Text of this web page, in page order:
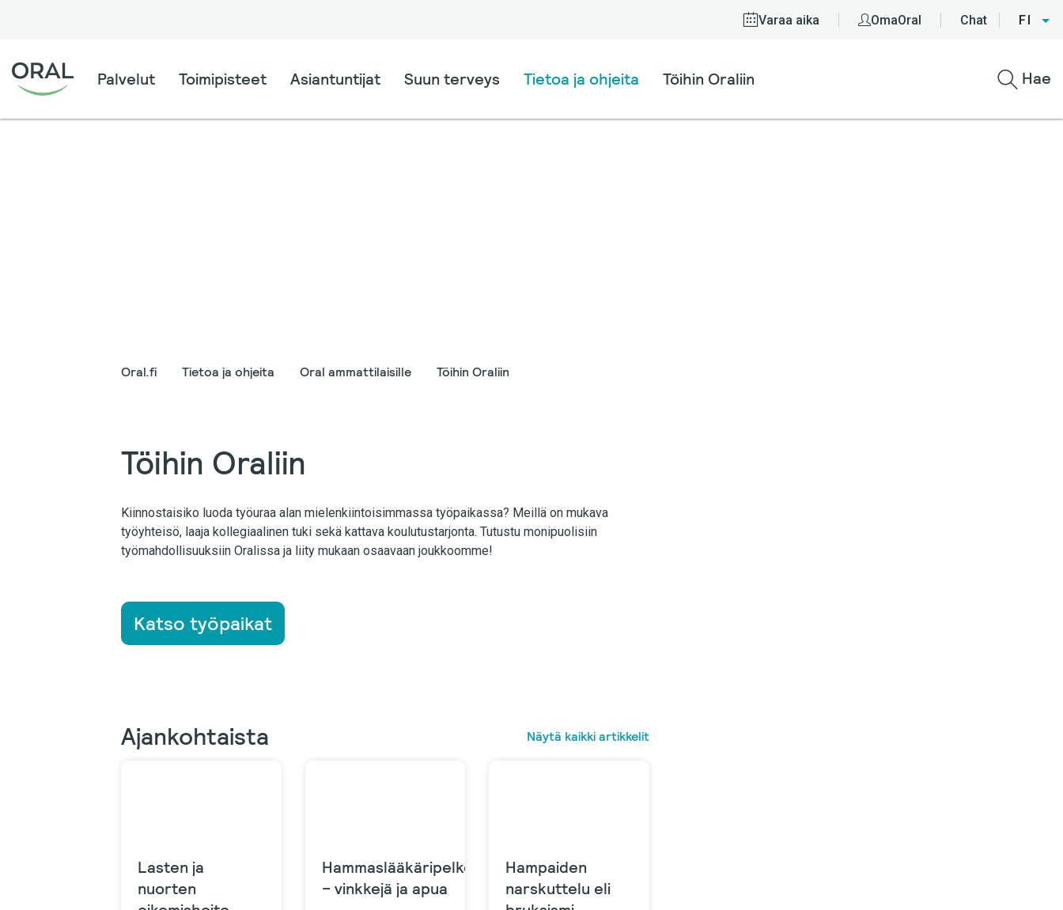
Varaa aika OmaOral Chat FI
Palvelut Toimipisteet Asiantuntijat Suun terveys Tietoa ja ohjeita Töihin Oraliin Hae
Oral.fi Tietoa ja ohjeita Oral ammattilaisille Töihin Oraliin
Töihin Oraliin
Kiinnostaisiko luoda työuraa alan mielenkiintoisimmassa työpaikassa? Meillä on mukava
työyhteisö, laaja kollegiaalinen tuki sekä kattava koulutustarjonta. Tutustu monipuolisiin
työmahdollisuuksiin Oralissa ja liity mukaan osaavaan joukkoomme!
Katso työpaikat
Ajankohtaista Näytä kaikki artikkelit
Lasten ja
nuorten
Hammaslääkäripelko
– vinkkejä ja apua
Hampaiden
narskuttelu eli